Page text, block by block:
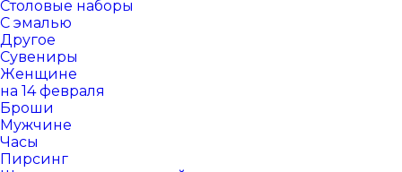
Столовые наборы
С эмалью
Другое
Сувениры
Женщине
на 14 февраля
Броши
Мужчине
Часы
Пирсинг